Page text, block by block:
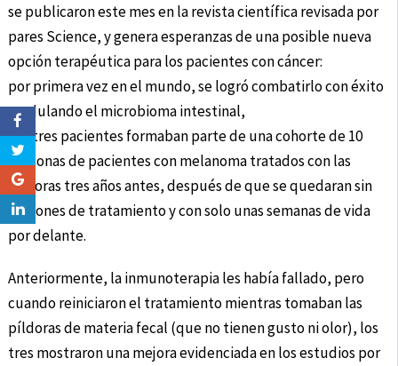
se publicaron este mes en la revista científica revisada por
pares Science, y genera esperanzas de una posible nueva
opción terapéutica para los pacientes con cáncer:
por primera vez en el mundo, se logró combatirlo con éxito
modulando el microbioma intestinal,
Los tres pacientes formaban parte de una cohorte de 10
personas de pacientes con melanoma tratados con las
píldoras tres años antes, después de que se quedaran sin
opciones de tratamiento y con solo unas semanas de vida
por delante.
Anteriormente, la inmunoterapia les había fallado, pero
cuando reiniciaron el tratamiento mientras tomaban las
píldoras de materia fecal (que no tienen gusto ni olor), los
tres mostraron una mejora evidenciada en los estudios por